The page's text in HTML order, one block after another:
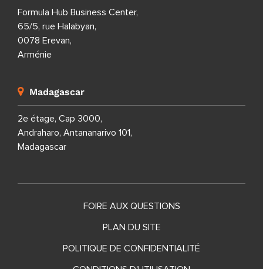
Formula Hub Business Center,
65/5, rue Halabyan,
0078 Erevan,
Arménie
Madagascar
2e étage, Cap 3000,
Andraharo, Antananarivo 101,
Madagascar
FOIRE AUX QUESTIONS
PLAN DU SITE
POLITIQUE DE CONFIDENTIALITÉ